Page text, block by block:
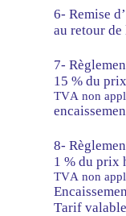
6- Remise
au retour de
7-
15 % du
TVA non
8-
1 % du prix
TVA non
Tarif